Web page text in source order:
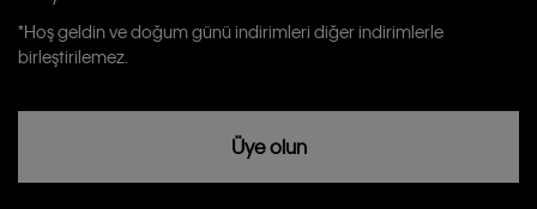
Calvin Klein tarafından kişisel verilerimin yurtdışına aktarılmasına açık
rızam vardır
*Hoş geldin ve doğum günü indirimleri diğer indirimlerle
birleştirilemez.
Üye olun